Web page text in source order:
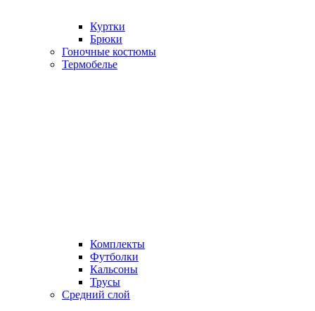
Куртки
Брюки
Гоночные костюмы
Термобелье
Комплекты
Футболки
Кальсоны
Трусы
Средний слой